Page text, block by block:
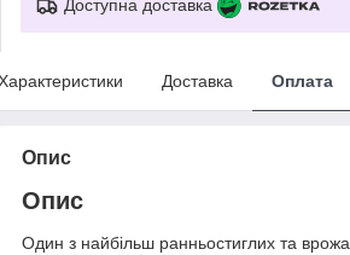
Доступна доставка
Доставка Оплата
Опис
Опис
Один з найбільш ранньостиглих та